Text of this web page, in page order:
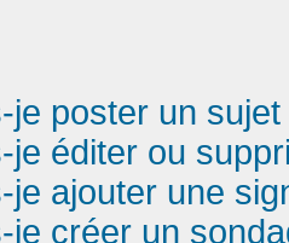
je poster un
je éditer ou
je ajouter une
je créer un